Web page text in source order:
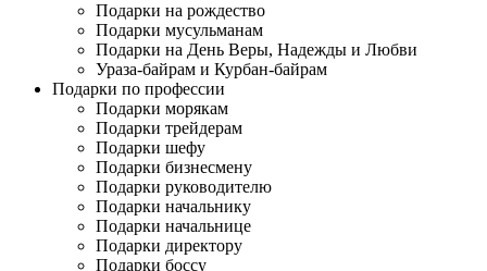
Подарки на рождество
Подарки мусульманам
Подарки на День Веры, Надежды и Любви
Ураза-байрам и Курбан-байрам
Подарки по профессии
Подарки морякам
Подарки трейдерам
Подарки шефу
Подарки бизнесмену
Подарки руководителю
Подарки начальнику
Подарки начальнице
Подарки директору
Подарки боссу